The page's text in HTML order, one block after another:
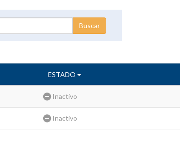
ESTADO
Inactivo
Inactivo